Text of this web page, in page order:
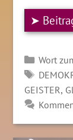
➤
Wort
GEISTER,